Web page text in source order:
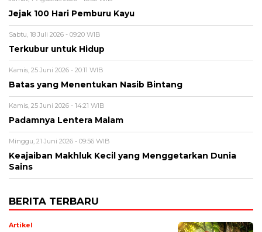
Jejak 100 Hari Pemburu Kayu
Sabtu, 18 Juli 2026 - 09:20 WIB
Terkubur untuk Hidup
Kamis, 25 Juni 2026 - 20:11 WIB
Batas yang Menentukan Nasib Bintang
Kamis, 25 Juni 2026 - 14:21 WIB
Padamnya Lentera Malam
Minggu, 21 Juni 2026 - 09:56 WIB
Keajaiban Makhluk Kecil yang Menggetarkan Dunia
Sains
BERITA TERBARU
Artikel